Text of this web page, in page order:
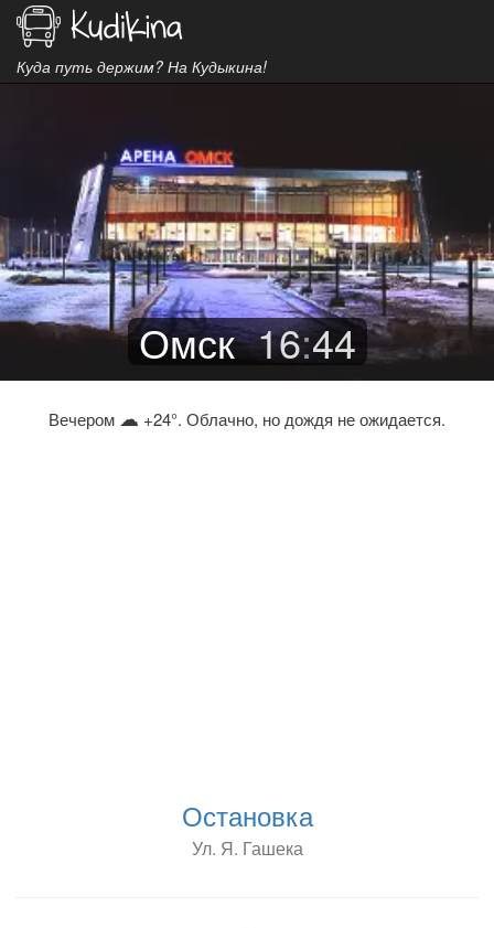
Куда путь держим? На Кудыкина!
Омск 16:44
Вечером ☁ +24°. Облачно, но дождя не ожидается.
Остановка
Ул. Я. Гашека